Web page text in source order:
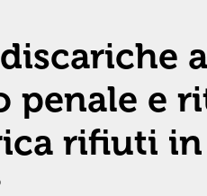
penale e
rifiuti